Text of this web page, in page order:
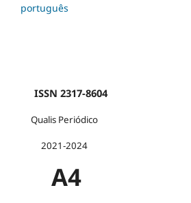
português
ISSN 2317-8604
Qualis Periódico
2021-2024
A4